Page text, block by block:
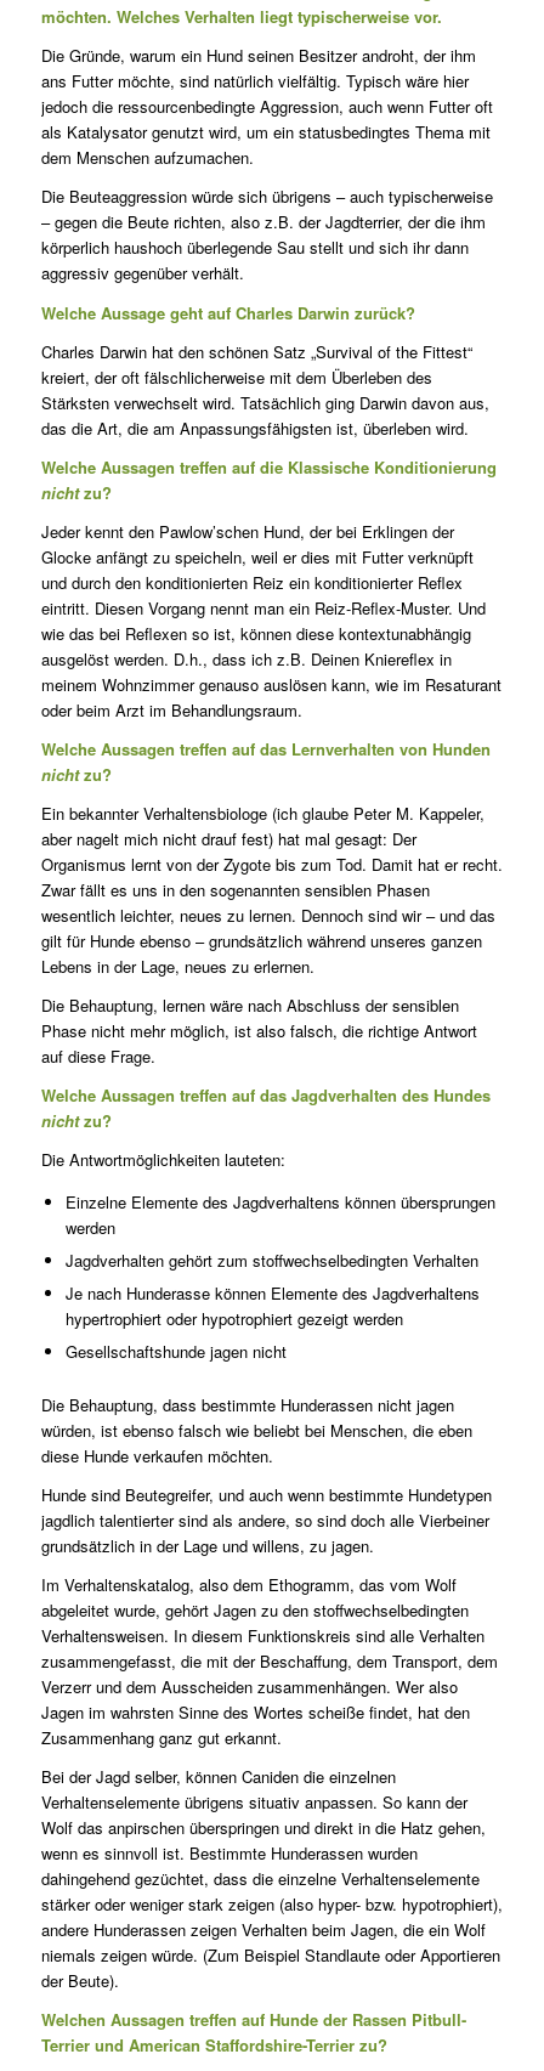
möchten. Welches Verhalten liegt typischerweise vor.
Die Gründe, warum ein Hund seinen Besitzer androht, der ihm
ans Futter möchte, sind natürlich vielfältig. Typisch wäre hier
jedoch die ressourcenbedingte Aggression, auch wenn Futter oft
als Katalysator genutzt wird, um ein statusbedingtes Thema mit
dem Menschen aufzumachen.
Die Beuteaggression würde sich übrigens – auch typischerweise
– gegen die Beute richten, also z.B. der Jagdterrier, der die ihm
körperlich haushoch überlegende Sau stellt und sich ihr dann
aggressiv gegenüber verhält.
Welche Aussage geht auf Charles Darwin zurück?
Charles Darwin hat den schönen Satz „Survival of the Fittest“
kreiert, der oft fälschlicherweise mit dem Überleben des
Stärksten verwechselt wird. Tatsächlich ging Darwin davon aus,
das die Art, die am Anpassungsfähigsten ist, überleben wird.
Welche Aussagen treffen auf die Klassische Konditionierung
nichtzu?
Jeder kennt den Pawlow’schen Hund, der bei Erklingen der
Glocke anfängt zu speicheln, weil er dies mit Futter verknüpft
und durch den konditionierten Reiz ein konditionierter Reflex
eintritt. Diesen Vorgang nennt man ein Reiz-Reflex-Muster. Und
wie das bei Reflexen so ist, können diese kontextunabhängig
ausgelöst werden. D.h., dass ich z.B. Deinen Kniereflex in
meinem Wohnzimmer genauso auslösen kann, wie im Resaturant
oder beim Arzt im Behandlungsraum.
Welche Aussagen treffen auf das Lernverhalten von Hunden
nichtzu?
Ein bekannter Verhaltensbiologe (ich glaube Peter M. Kappeler,
aber nagelt mich nicht drauf fest) hat mal gesagt: Der
Organismus lernt von der Zygote bis zum Tod. Damit hat er recht.
Zwar fällt es uns in den sogenannten sensiblen Phasen
wesentlich leichter, neues zu lernen. Dennoch sind wir – und das
gilt für Hunde ebenso – grundsätzlich während unseres ganzen
Lebens in der Lage, neues zu erlernen.
Die Behauptung, lernen wäre nach Abschluss der sensiblen
Phase nicht mehr möglich, ist also falsch, die richtige Antwort
auf diese Frage.
Welche Aussagen treffen auf das Jagdverhalten des Hundes
nichtzu?
Die Antwortmöglichkeiten lauteten:
Einzelne Elemente des Jagdverhaltens können übersprungen
werden
Jagdverhalten gehört zum stoffwechselbedingten Verhalten
Je nach Hunderasse können Elemente des Jagdverhaltens
hypertrophiert oder hypotrophiert gezeigt werden
Gesellschaftshunde jagen nicht
Die Behauptung, dass bestimmte Hunderassen nicht jagen
würden, ist ebenso falsch wie beliebt bei Menschen, die eben
diese Hunde verkaufen möchten.
Hunde sind Beutegreifer, und auch wenn bestimmte Hundetypen
jagdlich talentierter sind als andere, so sind doch alle Vierbeiner
grundsätzlich in der Lage und willens, zu jagen.
Im Verhaltenskatalog, also dem Ethogramm, das vom Wolf
abgeleitet wurde, gehört Jagen zu den stoffwechselbedingten
Verhaltensweisen. In diesem Funktionskreis sind alle Verhalten
zusammengefasst, die mit der Beschaffung, dem Transport, dem
Verzerr und dem Ausscheiden zusammenhängen. Wer also
Jagen im wahrsten Sinne des Wortes scheiße findet, hat den
Zusammenhang ganz gut erkannt.
Bei der Jagd selber, können Caniden die einzelnen
Verhaltenselemente übrigens situativ anpassen. So kann der
Wolf das anpirschen überspringen und direkt in die Hatz gehen,
wenn es sinnvoll ist. Bestimmte Hunderassen wurden
dahingehend gezüchtet, dass die einzelne Verhaltenselemente
stärker oder weniger stark zeigen (also hyper- bzw. hypotrophiert),
andere Hunderassen zeigen Verhalten beim Jagen, die ein Wolf
niemals zeigen würde. (Zum Beispiel Standlaute oder Apportieren
der Beute).
Welchen Aussagen treffen auf Hunde der Rassen Pitbull-
Terrier und American Staffordshire-Terrier zu?